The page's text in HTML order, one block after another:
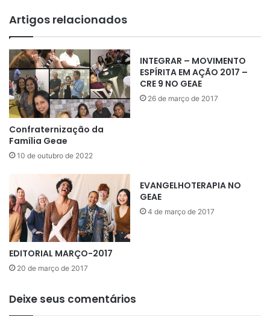
a
n
o
s
d
e
c
a
m
i
n
a
e
m
n
o
i
d
Artigos relacionados
Confraternização da
Família Geae
10 de outubro de 2022
INTEGRAR – MOVIMENTO
ESPÍRITA EM AÇÃO 2017 –
CRE 9 NO GEAE
26 de março de 2017
EDITORIAL MARÇO-2017
20 de março de 2017
EVANGELHOTERAPIA NO
GEAE
4 de março de 2017
Deixe seus comentários